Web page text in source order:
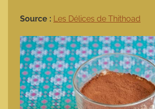
Source : Les Délices de Thithoad